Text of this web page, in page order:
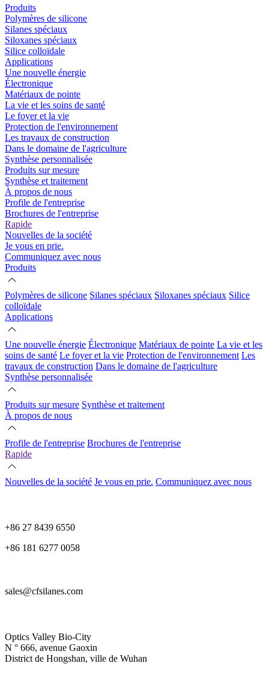
Produits
Polymères de silicone
Silanes spéciaux
Siloxanes spéciaux
Silice colloïdale
Applications
Une nouvelle énergie
Électronique
Matériaux de pointe
La vie et les soins de santé
Le foyer et la vie
Protection de l'environnement
Les travaux de construction
Dans le domaine de l'agriculture
Synthèse personnalisée
Produits sur mesure
Synthèse et traitement
À propos de nous
Profile de l'entreprise
Brochures de l'entreprise
Rapide
Nouvelles de la société
Je vous en prie.
Communiquez avec nous
Produits
Polymères de silicone Silanes spéciaux Siloxanes spéciaux Silice
colloïdale
Applications
Une nouvelle énergie Électronique Matériaux de pointe La vie et les
soins de santé Le foyer et la vie Protection de l'environnement Les
travaux de construction Dans le domaine de l'agriculture
Synthèse personnalisée
Produits sur mesure Synthèse et traitement
À propos de nous
Profile de l'entreprise Brochures de l'entreprise
Rapide
Nouvelles de la société Je vous en prie. Communiquez avec nous
+86 27 8439 6550
+86 181 6277 0058
sales@cfsilanes.com
Optics Valley Bio-City
N ° 666, avenue Gaoxin
District de Hongshan, ville de Wuhan